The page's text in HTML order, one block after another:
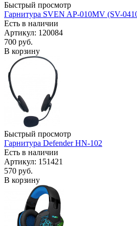
Быстрый просмотр
Гарнитура SVEN AP-010MV (SV-
Есть в наличии
Артикул: 120084
700 руб.
В корзину
Быстрый просмотр
Гарнитура Defender HN-102
Есть в наличии
Артикул: 151421
570 руб.
В корзину